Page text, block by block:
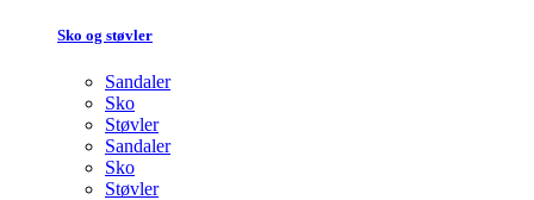
Sko og støvler
Sandaler
Sko
Støvler
Sandaler
Sko
Støvler